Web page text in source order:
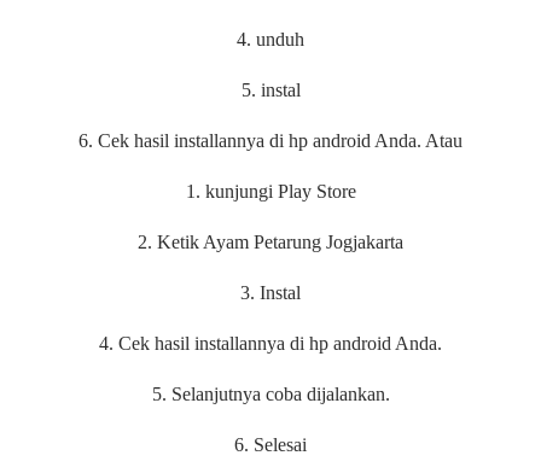
4. unduh
5. instal
6. Cek hasil installannya di hp android Anda. Atau
1. kunjungi Play Store
2. Ketik Ayam Petarung Jogjakarta
3. Instal
4. Cek hasil installannya di hp android Anda.
5. Selanjutnya coba dijalankan.
6. Selesai